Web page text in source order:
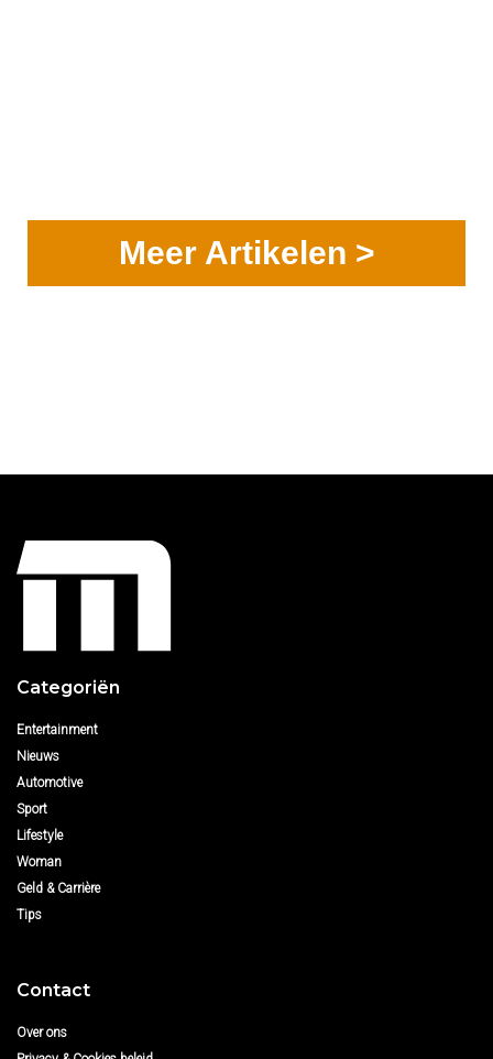
Meer Artikelen >
Categoriën
Entertainment
Nieuws
Automotive
Sport
Lifestyle
Woman
Geld & Carrière
Tips
Contact
Over ons